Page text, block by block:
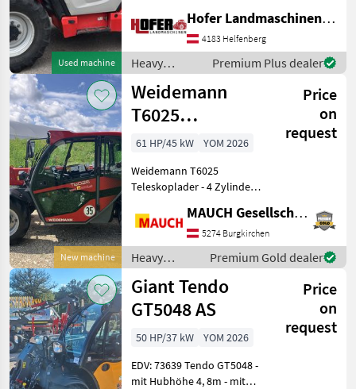
Used machine
Steuerkreis,
Ladearmdämpfung, LED
Beleuchtung, Große
Hydraulikpume ermöglicht
mehrere Funktionen
gleichzeiti
Hofer Landmaschinen Handels GmbH.
4183 Helfenberg
Heavy
equipment/
construction
machines /
Manitou
Premium Plus dealer
New machine
Weidemann
T6025
Teleskoplader
Price
on
request
61 HP/45 kW
YOM 2026
Weidemann T6025
Teleskoplader - 4 Zylinder
optional) - Kabine mit
Heizung und Lüftung - LED
Arbeitsscheinwerfer (1x
vorne, 1x hint
MAUCH Gesellschaft m.b.H. & Co.KG
5274 Burgkirchen
Heavy
equipment/
construction
machines /
Weidemann
Premium Gold dealer
Giant Tendo
GT5048 AS
Price
on
request
50 HP/37 kW
YOM 2026
EDV: 73639 Tendo GT5048 -
mit Hubhöhe 4, 8m - mit